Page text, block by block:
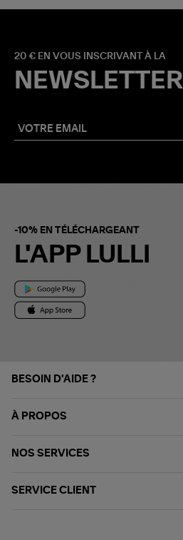
20 € EN VOUS INSCRIVANT À LA
NEWSLETTER
-10% EN TÉLÉCHARGEANT
L'APP LULLI
BESOIN D'AIDE ?
À PROPOS
NOS SERVICES
SERVICE CLIENT